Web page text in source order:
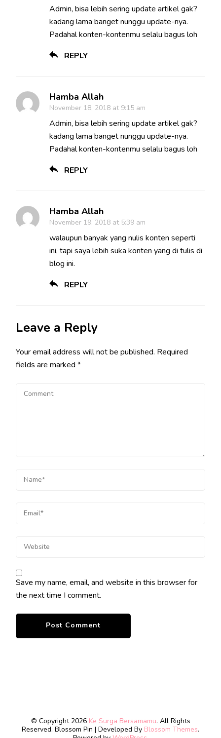
Admin, bisa lebih sering update artikel gak?
kadang lama banget nunggu update-nya.
Padahal konten-kontenmu selalu bagus loh
REPLY
Hamba Allah
November 18, 2018 at 9:15 am
Admin, bisa lebih sering update artikel gak?
kadang lama banget nunggu update-nya.
Padahal konten-kontenmu selalu bagus loh
REPLY
Hamba Allah
November 19, 2018 at 5:39 am
walaupun banyak yang nulis konten seperti
ini, tapi saya lebih suka konten yang di tulis di
blog ini.
REPLY
Leave a Reply
Your email address will not be published. Required
fields are marked *
Save my name, email, and website in this browser for
the next time I comment.
© Copyright 2026 Ke Surga Bersamamu. All Rights
Reserved. Blossom Pin | Developed By Blossom Themes.